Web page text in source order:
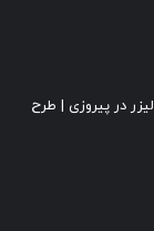
لیزر در پیروزی
طرح